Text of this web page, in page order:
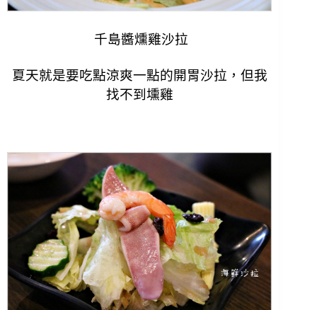
千島醬燻雞沙拉
夏天就是要吃點涼爽一點的開胃沙拉，但我
找不到壎雞